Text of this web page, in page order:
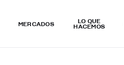
MERCADOS LO QUÉ
HACEMOS